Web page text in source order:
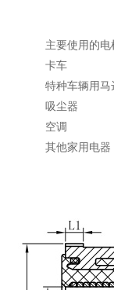
主要使用的电
卡车
特种车辆用马
吸尘器
空调
其他家用电器